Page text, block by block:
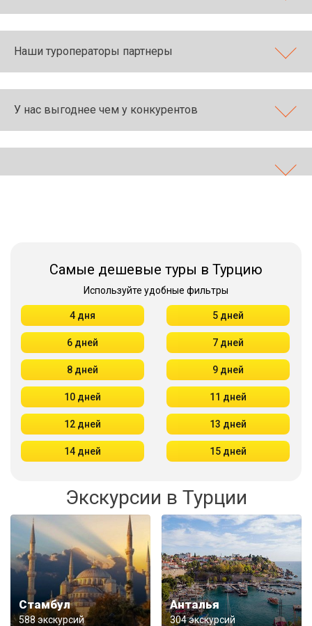
Наши туроператоры партнеры
У нас выгоднее чем у конкурентов
Самые дешевые туры в Турцию
Используйте удобные фильтры
4 дня 5 дней
6 дней 7 дней
8 дней 9 дней
10 дней 11 дней
12 дней 13 дней
14 дней 15 дней
Экскурсии в Турции
Стамбул
588 экскурсий
Анталья
304 экскурсий